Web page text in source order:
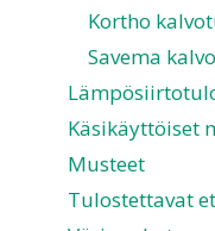
Kortho
Savema
Käsikäyttöiset
Musteet
Tulostettavat